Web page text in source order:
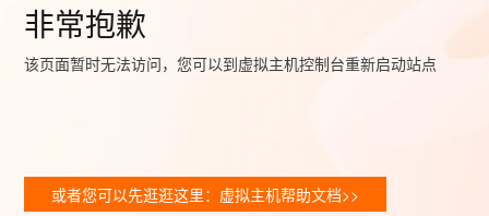
非常抱歉
该页面暂时无法访问，您可以到虚拟主机控制台重新启动站点
或者您可以先逛逛这里：虚拟主机帮助文档>>